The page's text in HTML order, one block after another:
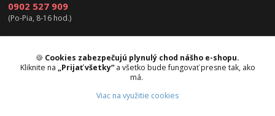
0902 527 909
(Po-Pia, 8-16 hod.)
info@instamat.sk
🍪 Cookies zabezpečujú plynulý chod nášho e-shopu.
Kliknite na „Prijať všetky“a všetko bude fungovať presne tak, ako
má.
Viac na využitie cookies